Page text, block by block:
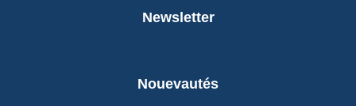
Newsletter
Nouevautés